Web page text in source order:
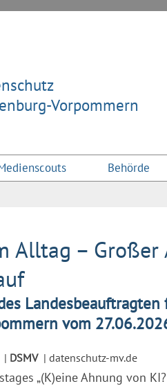
Vorpommern
Behörde
Alltag –
vom
| DSMV | datenschutz-mv.de
„(K)eine Ahnung von